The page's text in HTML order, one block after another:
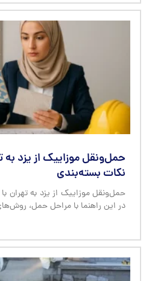
حمل‌ونقل موزاییک از یزد به
نکات بسته‌بندی
حمل‌ونقل موزاییک از یزد به تهران
در این راهنما با مراحل حمل،